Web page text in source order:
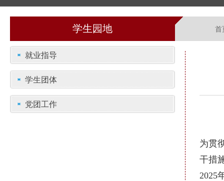
学生园地 首
就业指导
学生团体
党团工作
为贯
干措
2025